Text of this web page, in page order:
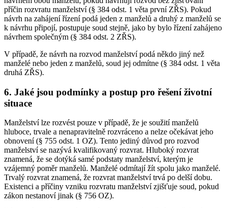
příčin rozvratu manželství (§ 384 odst. 1 věta první ZŘS). Pokud
návrh na zahájení řízení podá jeden z manželů a druhý z manželů se
k návrhu připojí, postupuje soud stejně, jako by bylo řízení zahájeno
návrhem společným (§ 384 odst. 2 ZŘS).
V případě, že návrh na rozvod manželství podá někdo jiný než
manželé nebo jeden z manželů, soud jej odmítne (§ 384 odst. 1 věta
druhá ZŘS).
6. Jaké jsou podmínky a postup pro řešení životní
situace
Manželství lze rozvést pouze v případě, že je soužití manželů
hluboce, trvale a nenapravitelně rozvráceno a nelze očekávat jeho
obnovení (§ 755 odst. 1 OZ). Tento jediný důvod pro rozvod
manželství se nazývá kvalifikovaný rozvrat. Hluboký rozvrat
znamená, že se dotýká samé podstaty manželství, kterým je
vzájemný poměr manželů. Manželé odmítají žít spolu jako manželé.
Trvalý rozvrat znamená, že rozvrat manželství trvá po delší dobu.
Existenci a příčiny vzniku rozvratu manželství zjišťuje soud, pokud
zákon nestanoví jinak (§ 756 OZ).